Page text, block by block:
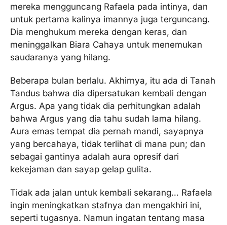
mereka mengguncang Rafaela pada intinya, dan
untuk pertama kalinya imannya juga terguncang.
Dia menghukum mereka dengan keras, dan
meninggalkan Biara Cahaya untuk menemukan
saudaranya yang hilang.
Beberapa bulan berlalu. Akhirnya, itu ada di Tanah
Tandus bahwa dia dipersatukan kembali dengan
Argus. Apa yang tidak dia perhitungkan adalah
bahwa Argus yang dia tahu sudah lama hilang.
Aura emas tempat dia pernah mandi, sayapnya
yang bercahaya, tidak terlihat di mana pun; dan
sebagai gantinya adalah aura opresif dari
kekejaman dan sayap gelap gulita.
Tidak ada jalan untuk kembali sekarang… Rafaela
ingin meningkatkan stafnya dan mengakhiri ini,
seperti tugasnya. Namun ingatan tentang masa